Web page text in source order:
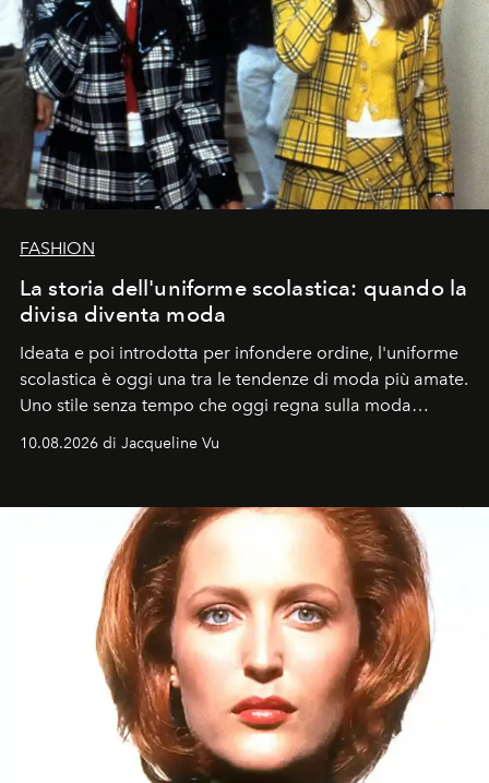
FASHION
La storia dell'uniforme scolastica: quando la
divisa diventa moda
Ideata e poi introdotta per infondere ordine, l'uniforme
scolastica è oggi una tra le tendenze di moda più amate.
Uno stile senza tempo che oggi regna sulla moda
tradizionale e sulla cultura pop.
10.08.2026 di Jacqueline Vu